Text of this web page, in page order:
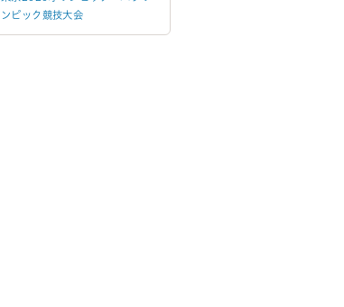
ンピック競技大会